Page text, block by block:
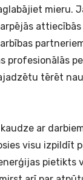
mieru.
profesionālās
tērēt
ar
visu izpildīt
pietikts